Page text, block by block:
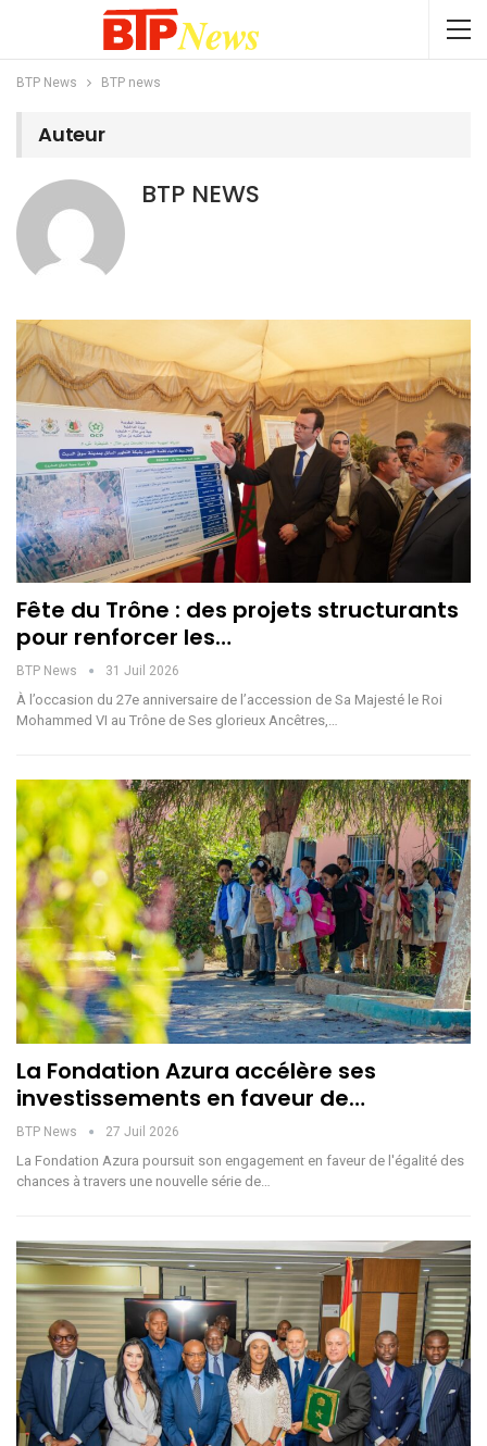
BTP News BTP news
Auteur
BTP NEWS
Fête du Trône : des projets structurants
pour renforcer les…
BTP News 31 Juil 2026
À l’occasion du 27e anniversaire de l’accession de Sa Majesté le Roi
Mohammed VI au Trône de Ses glorieux Ancêtres,…
La Fondation Azura accélère ses
investissements en faveur de…
BTP News 27 Juil 2026
La Fondation Azura poursuit son engagement en faveur de l'égalité des
chances à travers une nouvelle série de…